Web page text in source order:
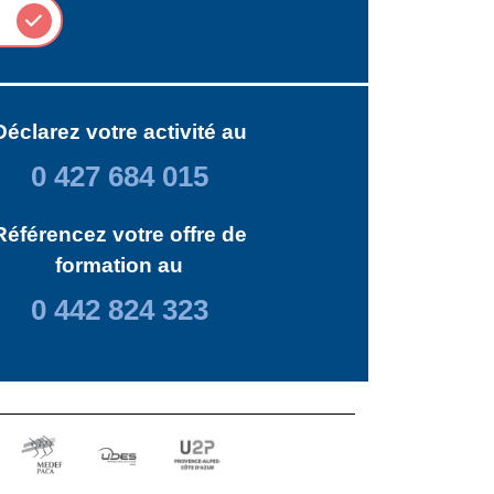
votre activité au
0 427 684 015
votre offre de
formation au
0 442 824 323